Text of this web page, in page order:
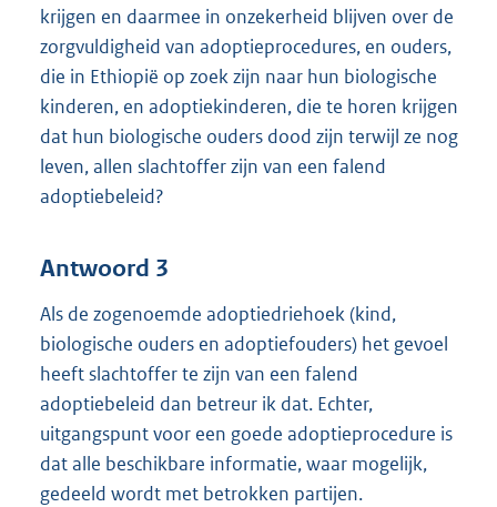
krijgen en daarmee in onzekerheid blijven over de
zorgvuldigheid van adoptieprocedures, en ouders,
die in Ethiopië op zoek zijn naar hun biologische
kinderen, en adoptiekinderen, die te horen krijgen
dat hun biologische ouders dood zijn terwijl ze nog
leven, allen slachtoffer zijn van een falend
adoptiebeleid?
Antwoord 3
Als de zogenoemde adoptiedriehoek (kind,
biologische ouders en adoptiefouders) het gevoel
heeft slachtoffer te zijn van een falend
adoptiebeleid dan betreur ik dat. Echter,
uitgangspunt voor een goede adoptieprocedure is
dat alle beschikbare informatie, waar mogelijk,
gedeeld wordt met betrokken partijen.